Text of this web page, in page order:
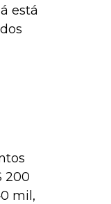
está
200
mil,